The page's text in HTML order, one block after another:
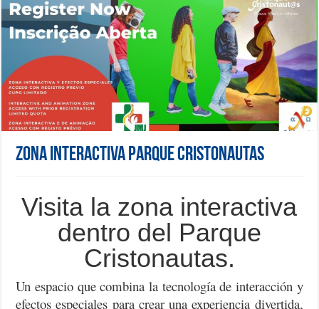
Zona Interactiva Parque Cristonautas
Visita la zona interactiva
dentro del Parque
Cristonautas.
Un espacio que combina la tecnología de interacción y
efectos especiales para crear una experiencia divertida,